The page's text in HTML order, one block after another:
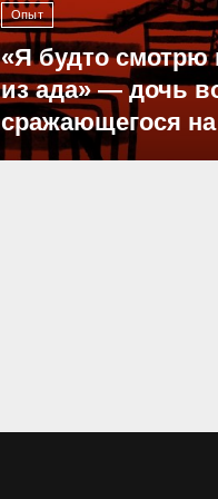
Опыт
«Я будто смотрю
из ада» — дочь
сражающегося